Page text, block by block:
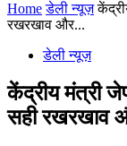
Home डेली न्यूज़
रखरखाव और...
डेली न्यूज़
केंद्रीय मंत्री
सही रखरखाव